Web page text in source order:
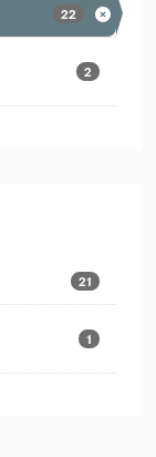
22
2
21
1